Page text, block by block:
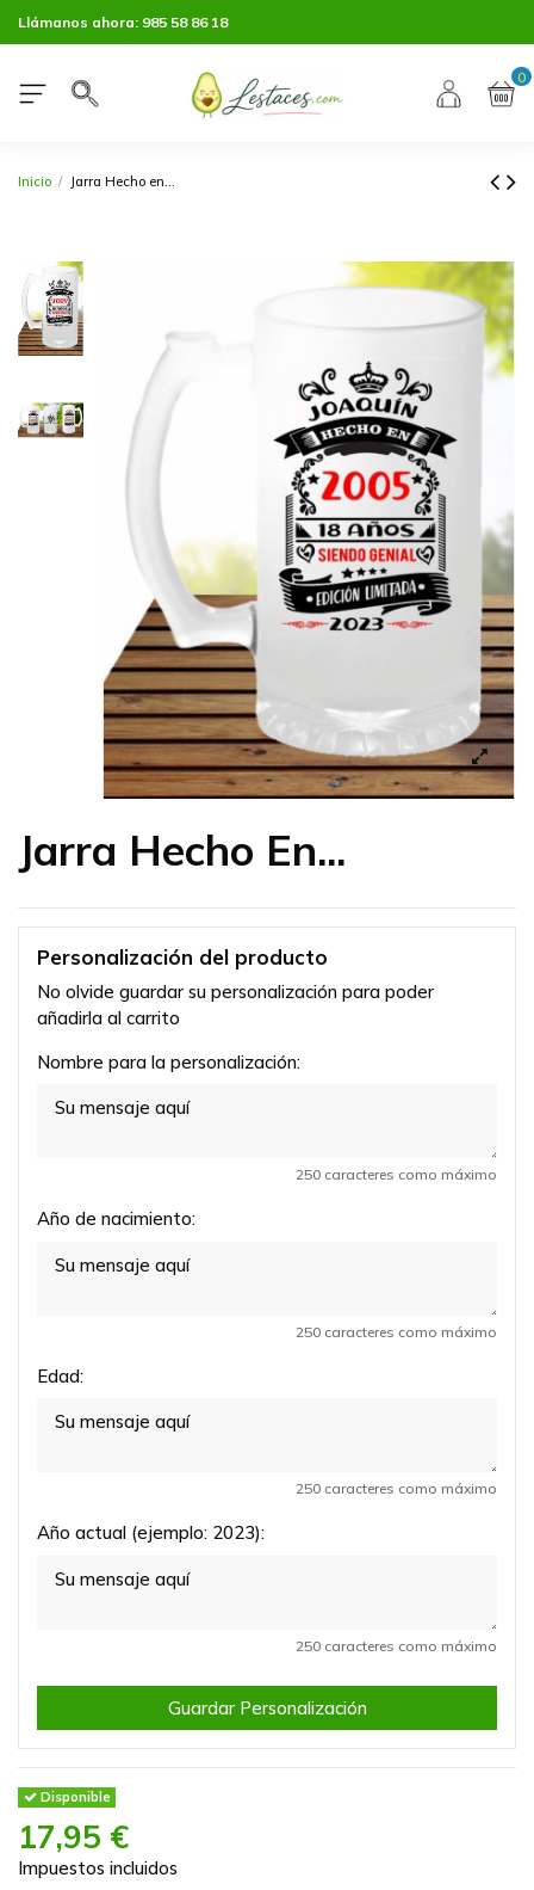
Llámanos ahora: 985 58 86 18
0
Inicio Jarra Hecho en...
Jarra Hecho En...
Personalización del producto
No olvide guardar su personalización para poder
añadirla al carrito
Nombre para la personalización:
250 caracteres como máximo
Año de nacimiento:
250 caracteres como máximo
Edad:
250 caracteres como máximo
Año actual (ejemplo: 2023):
250 caracteres como máximo
Guardar Personalización
Disponible
17,95 €
Impuestos incluidos